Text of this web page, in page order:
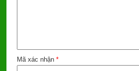
Mã xác nhận *